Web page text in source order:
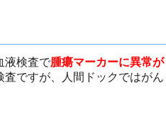
液検査で腫瘍マーカーに異常が
ですが、人間ドックではがん